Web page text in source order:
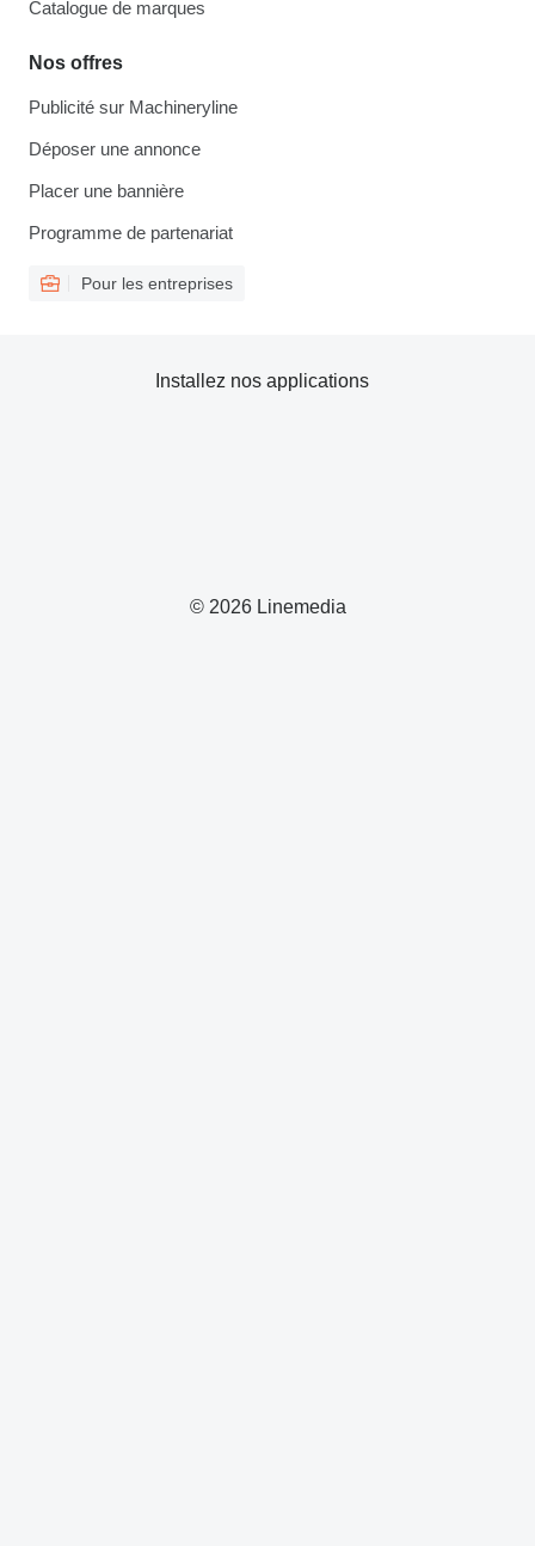
Catalogue de marques
Nos offres
Publicité sur Machineryline
Déposer une annonce
Placer une bannière
Programme de partenariat
Pour les entreprises
© 2026 Linemedia
Installez nos applications